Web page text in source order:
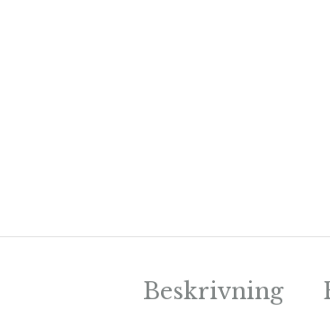
Beskrivning